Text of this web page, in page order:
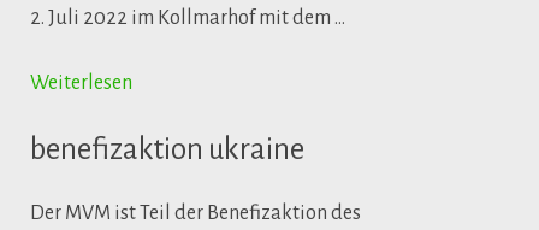
2. Juli 2022 im Kollmarhof mit dem …
Weiterlesen
benefizaktion ukraine
Der MVM ist Teil der Benefizaktion des